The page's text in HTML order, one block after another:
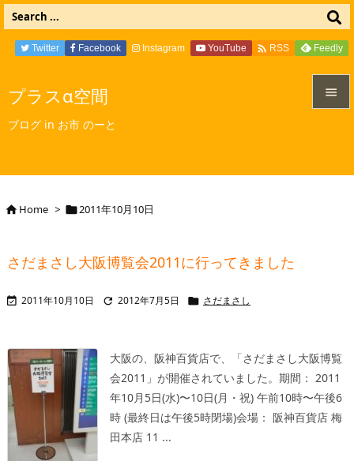
プラスα空間
ブログ in お市 のーと

Twitter Facebook Instagram YouTube  RSS Feedly
Home > 2011年10月10日
さだまさし大阪博覧会2011に行ってきました
 2011年10月10日  2012年7月5日  さだまさし
大阪の、阪神百貨店で、「さだまさし大阪博覧
会2011」が開催されていました。 期間： 2011
年10月5日(水)〜10日(月・祝) 午前10時〜午後6
時 (最終日は午後5時閉場)会場： 阪神百貨店 梅
田本店 11 ...